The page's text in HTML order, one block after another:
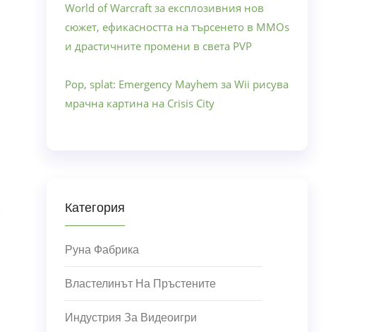
World of Warcraft за експлозивния нов
сюжет, ефикасността на търсенето в MMOs
и драстичните промени в света PVP
Pop, splat: Emergency Mayhem за Wii рисува
мрачна картина на Crisis City
Категория
Руна Фабрика
Властелинът На Пръстените
Индустрия За Видеоигри